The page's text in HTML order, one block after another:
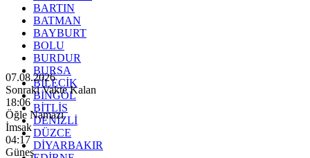
BARTIN
BATMAN
BAYBURT
BOLU
BURDUR
BURSA
BİLECİK
BİNGÖL
BİTLİS
DENİZLİ
DÜZCE
DİYARBAKIR
07.08.2026
Sonraki Vakte Kalan
18:05
Öğle Namazı
İmsak
04:17
Güneş